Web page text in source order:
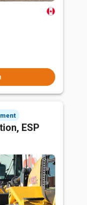
ESP